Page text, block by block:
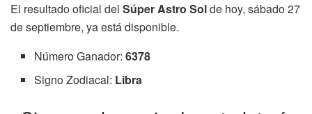
El resultado oficial del Súper Astro Solde hoy, sábado 27
de septiembre, ya está disponible.
Número Ganador:6378
Signo Zodiacal: Libra